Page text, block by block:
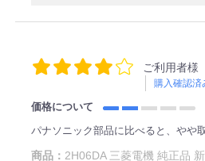
ご利用者様
購入確認済
価格について
パナソニック部品に比べると、やや
商品： 2H06DA 三菱電機 純正品